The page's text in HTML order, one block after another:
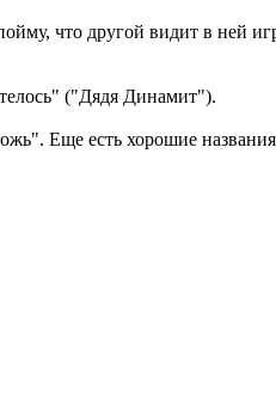
что другой видит в ней
("Дядя Динамит").
Еще есть хорошие